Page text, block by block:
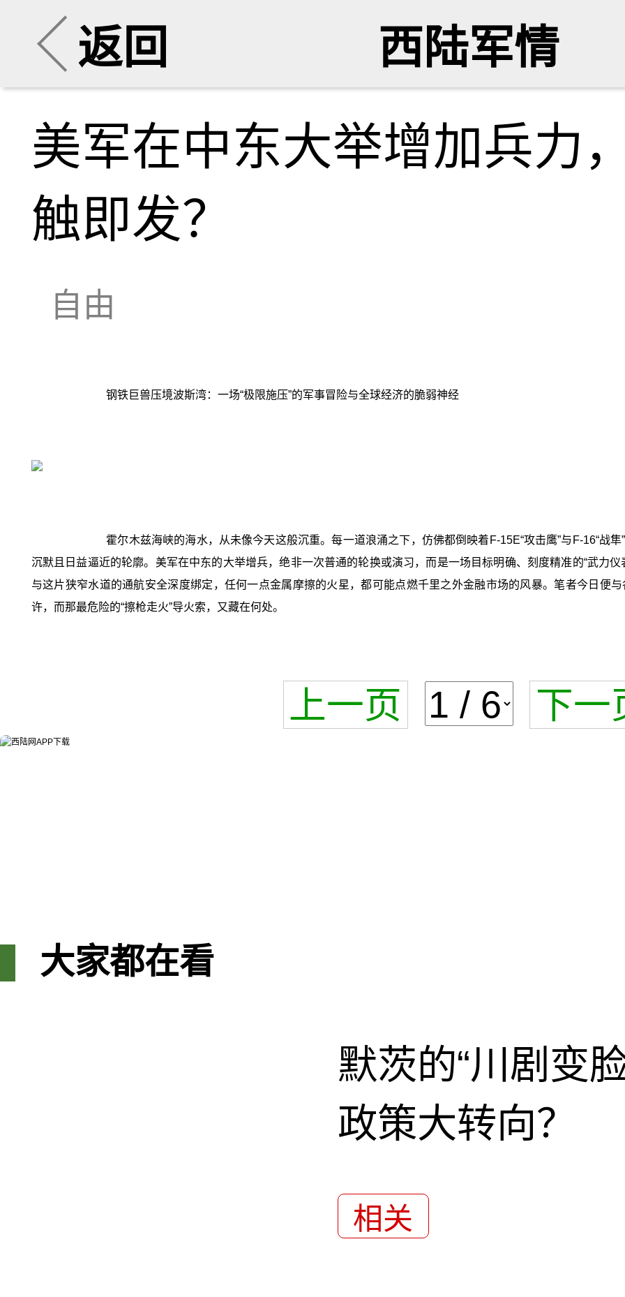
返回 西陆军情
美军在中东大举增加兵力
触即发？
自由
钢铁巨兽压境波斯湾：一场“极限施压”的军事冒险与全球经济的脆弱神经
霍尔木兹海峡的海水，从未像今天这般沉重。每一道浪涌之下，仿佛都倒映着F-15E“攻击鹰”与F-16“战
沉默且日益逼近的轮廓。美军在中东的大举增兵，绝非一次普通的轮换或演习，而是一场目标明确、刻度精准的“武力
与这片狭窄水道的通航安全深度绑定，任何一点金属摩擦的火星，都可能点燃千里之外金融市场的风暴。笔者今日便
许，而那最危险的“擦枪走火”导火索，又藏在何处。
上一页 下一
大家都在看
默茨的“川剧变
政策大转向？
相关